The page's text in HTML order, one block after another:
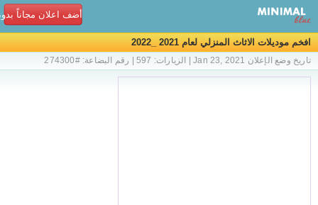
أضف اعلان مجاناً
افخم موديلات الاثاث المنزلي لعام 2021 _2022
تاريخ وضع الإعلان Jan 23, 2021 | الزيارات: 597 | رقم البضاعة: #274300